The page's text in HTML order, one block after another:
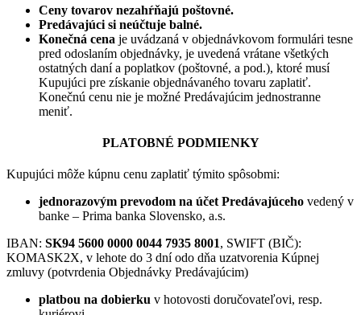
Ceny tovarov nezahŕňajú poštovné.
Predávajúci si neúčtuje balné.
Konečná cena je uvádzaná v objednávkovom formulári tesne
pred odoslaním objednávky, je uvedená vrátane všetkých
ostatných daní a poplatkov (poštovné, a pod.), ktoré musí
Kupujúci pre získanie objednávaného tovaru zaplatiť.
Konečnú cenu nie je možné Predávajúcim jednostranne
meniť.
PLATOBNÉ PODMIENKY
Kupujúci môže kúpnu cenu zaplatiť týmito spôsobmi:
jednorazovým prevodom na účet Predávajúceho vedený v
banke – Prima banka Slovensko, a.s.
IBAN: SK94 5600 0000 0044 7935 8001, SWIFT (BIČ):
KOMASK2X, v lehote do 3 dní odo dňa uzatvorenia Kúpnej
zmluvy (potvrdenia Objednávky Predávajúcim)
platbou na dobierku v hotovosti doručovateľovi, resp.